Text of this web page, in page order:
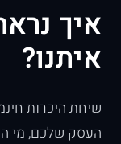
איך
איתנו?
העסק שלכם, מי